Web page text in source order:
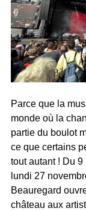
Parce que la
monde où la
partie du boulot
ce que certains
tout autant ! Du 9
lundi 27
Beauregard
château aux